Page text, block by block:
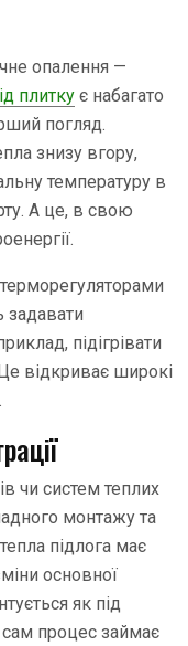
опалення —
плитку є набагато
погляд.
знизу вгору,
температуру в
А це, в свою
задавати
підігрівати
відкриває широкі
чи систем теплих
монтажу та
підлога має
основної
як під
сам процес займає